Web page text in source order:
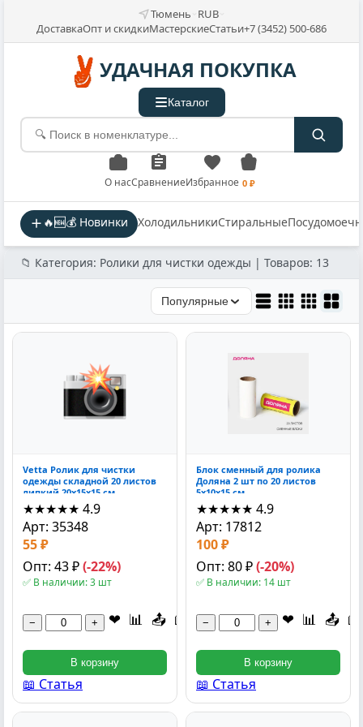
Тюмень RUB
ДоставкаОпт и скидкиМастерскиеСтатьи+7 (3452) 500-686
УДАЧНАЯ ПОКУПКА
Каталог
О насСравнениеИзбранное 0 ₽
🔥🆕💰 Новинки ХолодильникиСтиральные
📁 Категория: Ролики для чистки одежды | Товаров: 13
Популярные
Vetta Ролик для чистки
одежды складной 20 листов
липкий 20x15x15 см
★★★★★ 4.9
Арт: 35348
55 ₽
Опт: 43 ₽(-22%)
✅ В наличии: 3 шт
− + ❤ 📊 📤 📖
В корзину
📖 Статья
Блок сменный для ролика
Доляна 2 шт по 20 листов
5x10x15 см
★★★★★ 4.9
Арт: 17812
100 ₽
Опт: 80 ₽(-20%)
✅ В наличии: 14 шт
− + ❤ 📊 📤 📖
В корзину
📖 Статья